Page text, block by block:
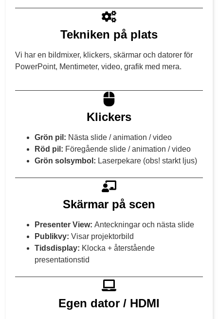
Tekniken på plats
Vi har en bildmixer, klickers, skärmar och datorer för
PowerPoint, Mentimeter, video, grafik med mera.
Klickers
Grön pil: Nästa slide / animation / video
Röd pil: Föregående slide / animation / video
Grön solsymbol: Laserpekare (obs! starkt ljus)
Skärmar på scen
Presenter View: Anteckningar och nästa slide
Publikvy: Visar projektorbild
Tidsdisplay: Klocka + återstående
presentationstid
Egen dator / HDMI